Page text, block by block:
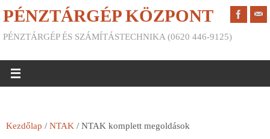
PÉNZTÁRGÉP KÖZPONT
PÉNZTÁRGÉP ÉS SZÁMÍTÁSTECHNIKA (0620 446-9125)
Kezdőlap / NTAK / NTAK komplett megoldások